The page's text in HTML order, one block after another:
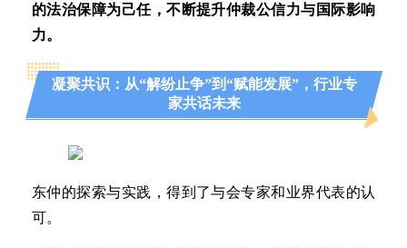
的法治保障为己任，不断提升仲裁公信力与国际影响
力。
凝聚共识：从“解纷止争”到“赋能发展”，行业专
家共话未来
东仲的探索与实践，得到了与会专家和业界代表的认
可。